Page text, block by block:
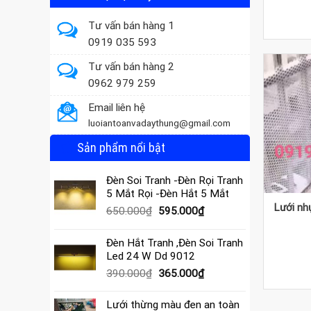
Tư vấn bán hàng 1
0919 035 593
Tư vấn bán hàng 2
0962 979 259
Email liên hệ
luoiantoanvadaythung@gmail.com
Sản phẩm nổi bật
Đèn Soi Tranh -Đèn Rọi Tranh
5 Mắt Rọi -Đèn Hắt 5 Mắt
650.000₫ Giá
là:
650.000₫.
595.000₫Giá
tại
595.000₫.
Đèn Hắt Tranh ,Đèn Soi Tranh
Led 24 W Dd 9012
390.000₫ Giá
là:
365.000₫Giá
tại
Lưới thừng màu đen an toàn
Lưới